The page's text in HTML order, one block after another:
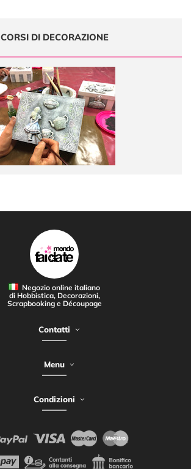
CORSI DI DECORAZIONE
Negozio online italiano
di Hobbistica, Decorazioni,
Scrapbooking e Découpage
Contatti
Menu
Condizioni